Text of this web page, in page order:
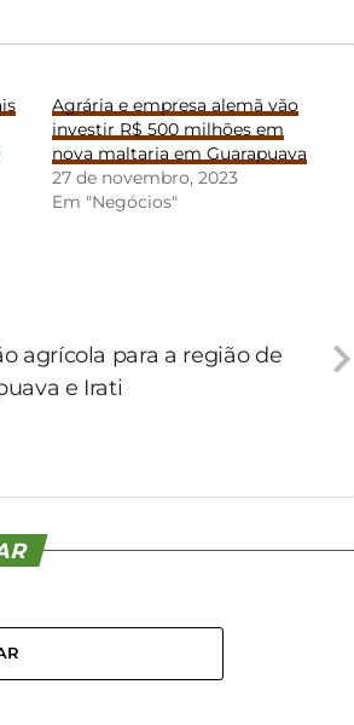
Agrária e empresa alemã vão
investir R$ 500 milhões em
nova maltaria em Guarapuava
27 de novembro, 2023
Em "Negócios"
agrícola para a região de
e Irati